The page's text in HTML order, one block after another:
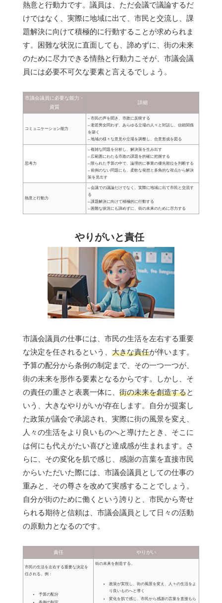
熱意と行動力です。議員は、ただ会議で議論するだ
けではなく、実際に地域に出て、市民と交流し、課
題解決に向けて積極的に行動することが求められま
す。困難な状況に直面しても、諦めずに、街の未来
のために尽力できる情熱と行動力こそが、市議会議
員には必要不可欠な要素と言えるでしょう。
市議会議員に必要な能力・
資質
詳細
コミュニケーション能力
– 市民の声を聞き、市政に反映する
– 老若男女問わず、あらゆる立場の人々と対話し、信頼関係
を築く
– 地域の様々な意見や立場を調整し、合意形成を図る
思考力
– 複雑な問題を分析し、解決策を生み出す
– 広範囲にわたる市政の課題を的確に把握する
– 限られた予算の中で、論理的に事業の優先順位を判断する
– 前例のない問題にも、柔軟な発想と多角的な視点から解決
策を見出す
熱意と行動力
– 会議での議論だけでなく、実際に地域に出て市民と交流す
る
– 課題解決に向けて積極的に行動する
– 困難な状況にも諦めずに、街の未来のために尽力する
やりがいと責任
市議会議員の仕事には、市民の生活を左右する重要
な決定を任されるという、 大きな責任が伴います。
予算の配分から条例の制定まで、その一つ一つが、
街の未来を形作る要素となるからです。しかし、そ
の責任の重さと表裏一体に、 街の未来を創造すると
いう、大きなやりがいが存在します。自分が提案し
た政策が議会で承認され、実際に街の風景を変え、
人々の生活をより良いものへと導けたとき、そこに
は何にも代えがたい喜びと達成感が生まれます。さ
らに、その変化を肌で感じ、感謝の言葉を直接市民
からいただいた際には、市議会議員としての仕事の
重みと、その尊さを改めて実感することでしょう。
自分が街のために働くという誇りと、市民から寄せ
られる期待と信頼は、市議会議員として日々の活動
の原動力となるのです。
責任 やりがい
市民の生活を左右する重要な決定を
任される。例：
予算の配分
街の未来を創造する。
政策が実現し、街の風景を変え、人々の生活をよ
り良いものへと導く
変化を肌で感じ、市民から感謝の言葉を直接もら